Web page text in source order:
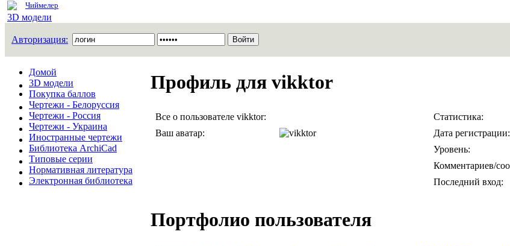
Чиймелер
3D модели
Авторизация:
Домой
3D модели
Покупка баллов
Чертежи - Белоруссия
Чертежи - Россия
Чертежи - Украина
Иностранные чертежи
Библиотека ArchiCad
Типовые серии
Нормативная литература
Электронная библиотека
Профиль для vikktor
Все о пользователе vikktor:
Ваш аватар:
Статистика:
Дата регистрации:
Уровень:
Комментариев/
Последний вход:
Портфолио пользователя